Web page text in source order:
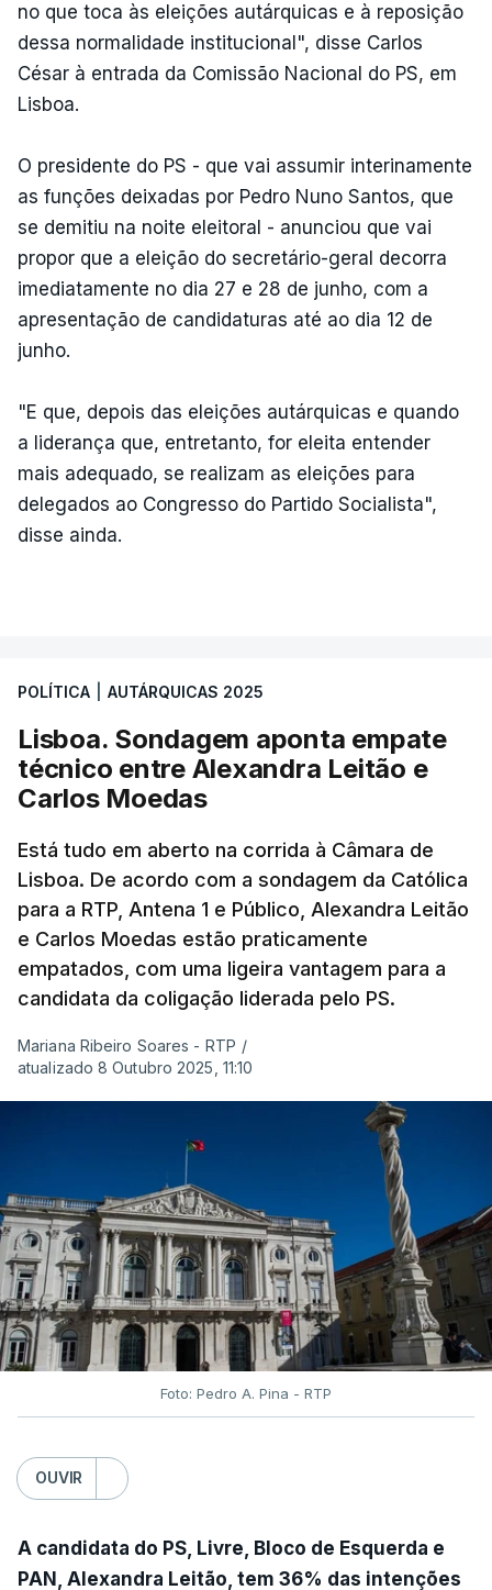
no que toca às eleições autárquicas e à reposição
dessa normalidade institucional", disse Carlos
César à entrada da Comissão Nacional do PS, em
Lisboa.
O presidente do PS - que vai assumir interinamente
as funções deixadas por Pedro Nuno Santos, que
se demitiu na noite eleitoral - anunciou que vai
propor que a eleição do secretário-geral decorra
imediatamente no dia 27 e 28 de junho, com a
apresentação de candidaturas até ao dia 12 de
junho.
"E que, depois das eleições autárquicas e quando
a liderança que, entretanto, for eleita entender
mais adequado, se realizam as eleições para
delegados ao Congresso do Partido Socialista",
disse ainda.
POLÍTICA AUTÁRQUICAS 2025
Lisboa. Sondagem aponta empate
técnico entre Alexandra Leitão e
Carlos Moedas
Está tudo em aberto na corrida à Câmara de
Lisboa. De acordo com a sondagem da Católica
para a RTP, Antena 1 e Público, Alexandra Leitão
e Carlos Moedas estão praticamente
empatados, com uma ligeira vantagem para a
candidata da coligação liderada pelo PS.
Mariana Ribeiro Soares - RTP /
atualizado 8 Outubro 2025, 11:10
Foto: Pedro A. Pina - RTP
OUVIR
A candidata do PS, Livre, Bloco de Esquerda e
PAN, Alexandra Leitão, tem 36% das intenções